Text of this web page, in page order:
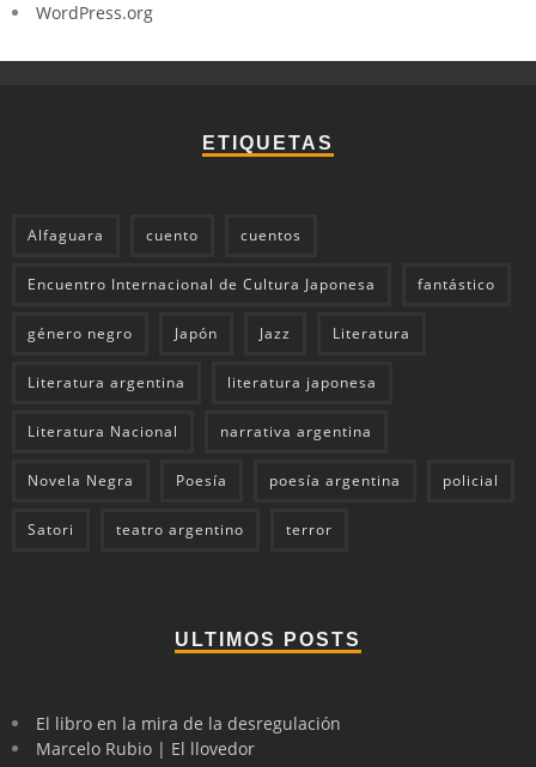
WordPress.org
ETIQUETAS
Alfaguara cuento cuentos
Encuentro Internacional de Cultura Japonesa fantástico
género negro Japón Jazz Literatura
Literatura argentina literatura japonesa
Literatura Nacional narrativa argentina
Novela Negra Poesía poesía argentina policial
Satori teatro argentino terror
ULTIMOS POSTS
El libro en la mira de la desregulación
Marcelo Rubio | El llovedor